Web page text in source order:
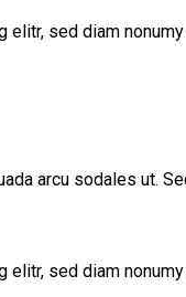
sed diam
arcu sodales ut.
sed diam